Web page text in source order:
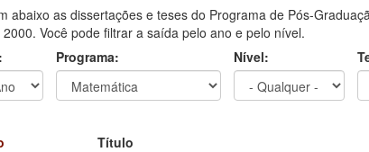
abaixo as dissertações e teses do Programa de Pós-
Você pode filtrar a saída pelo ano e pelo nível.
Programa: Nível:
Título